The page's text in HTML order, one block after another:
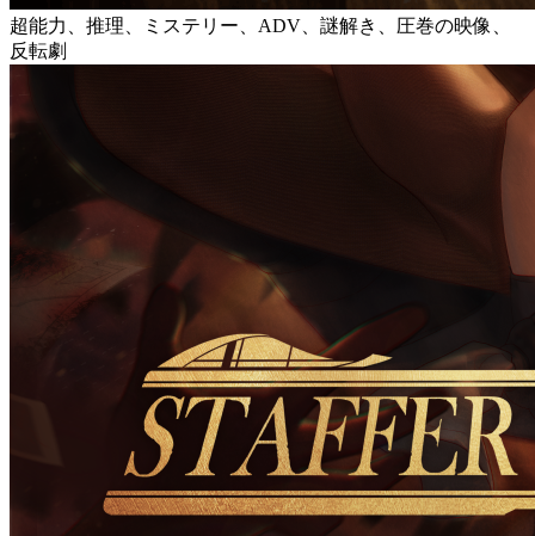
超能力、推理、ミステリー、ADV、謎解き、圧巻の映像、
反転劇